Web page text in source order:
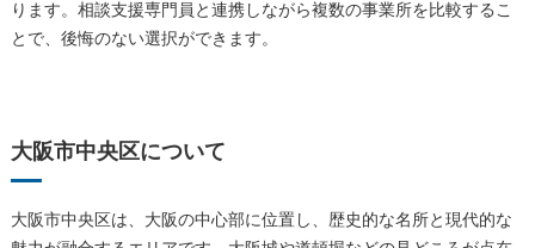
ります。相談支援専門員と連携しながら複数の事業所を比較するこ
とで、後悔のない選択ができます。
大阪市中央区について
大阪市中央区は、大阪の中心部に位置し、歴史的な名所と現代的な